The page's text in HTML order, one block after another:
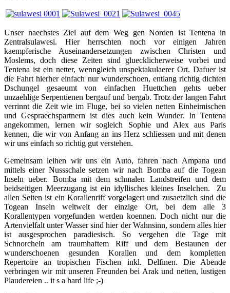
Unser naechstes Ziel auf dem Weg gen Norden ist Tentena in
Zentralsulawesi. Hier herrschten noch vor einigen Jahren
kaempferische Auseinandersetzungen zwischen Christen und
Moslems, doch diese Zeiten sind gluecklicherweise vorbei und
Tentena ist ein netter, wenngleich unspektakulaerer Ort. Dafuer ist
die Fahrt hierher einfach nur wunderschoen, entlang richtig dichten
Dschungel gesaeumt von einfachen Huettchen gehts ueber
unzaehlige Serpentienen bergauf und bergab. Trotz der langen Fahrt
verrinnt die Zeit wie im Fluge, bei so vielen netten Einheimischen
und Gespraechspartnern ist dies auch kein Wunder. In Tentena
angekommen, lernen wir sogleich Sophie und Alex aus Paris
kennen, die wir von Anfang an ins Herz schliessen und mit denen
wir uns einfach so richtig gut verstehen.
Gemeinsam leihen wir uns ein Auto, fahren nach Ampana und
mittels einer Nussschale setzen wir nach Bomba auf die Togean
Inseln ueber. Bomba mit dem schmalen Landstreifen und dem
beidseitigen Meerzugang ist ein idyllisches kleines Inselchen. Zu
allen Seiten ist ein Korallenriff vorgelagert und zusaetzlich sind die
Togean Inseln weltweit der einzige Ort, bei dem alle 3
Korallentypen vorgefunden werden koennen. Doch nicht nur die
Artenvielfalt unter Wasser sind hier der Wahnsinn, sondern alles hier
ist ausgesprochen paradiesisch. So vergehen die Tage mit
Schnorcheln am traumhaftem Riff und dem Bestaunen der
wunderschoenen gesunden Korallen und dem kompletten
Repertoire an tropischen Fischen inkl. Delfinen. Die Abende
verbringen wir mit unseren Freunden bei Arak und netten, lustigen
Plaudereien .. it s a hard life ;-)